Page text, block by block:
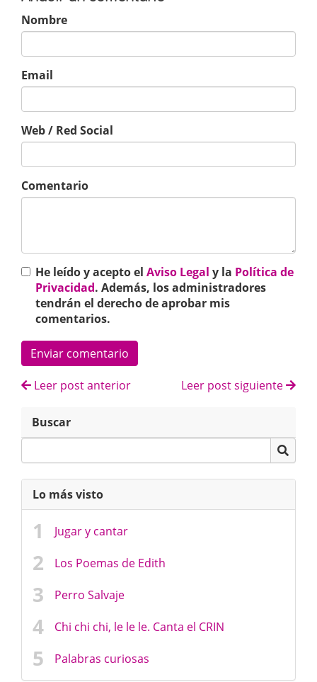
Nombre
Email
Web / Red Social
Comentario
He leído y acepto el Aviso Legal y la Política de
Privacidad. Además, los administradores
tendrán el derecho de aprobar mis
comentarios.
Enviar comentario
Leer post anterior Leer post siguiente
Buscar
Lo más visto
Jugar y cantar
Los Poemas de Edith
Perro Salvaje
Chi chi chi, le le le. Canta el CRIN
Palabras curiosas